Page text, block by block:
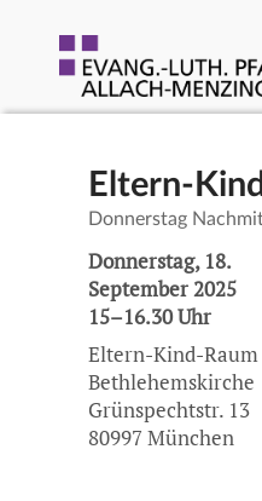
Eltern-
Donnerstag
Donnerstag, 18.
September 2025
15–16.30 Uhr
Eltern-Kind-Raum
Bethlehemskirche
Grünspechtstr. 13
80997 München